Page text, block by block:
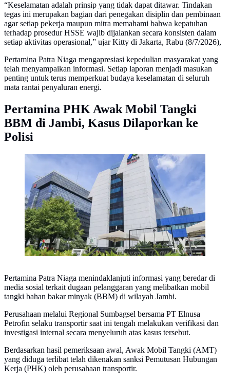
“Keselamatan adalah prinsip yang tidak dapat ditawar. Tindakan
tegas ini merupakan bagian dari penegakan disiplin dan pembinaan
agar setiap pekerja maupun mitra memahami bahwa kepatuhan
terhadap prosedur HSSE wajib dijalankan secara konsisten dalam
setiap aktivitas operasional,” ujar Kitty di Jakarta, Rabu (8/7/2026),
Pertamina Patra Niaga mengapresiasi kepedulian masyarakat yang
telah menyampaikan informasi. Setiap laporan menjadi masukan
penting untuk terus memperkuat budaya keselamatan di seluruh
mata rantai penyaluran energi.
Pertamina PHK Awak Mobil Tangki
BBM di Jambi, Kasus Dilaporkan ke
Polisi
Kantor Pertamina. Dok Pertamina
Pertamina Patra Niaga menindaklanjuti informasi yang beredar di
media sosial terkait dugaan pelanggaran yang melibatkan mobil
tangki bahan bakar minyak (BBM) di wilayah Jambi.
Perusahaan melalui Regional Sumbagsel bersama PT Elnusa
Petrofin selaku transportir saat ini tengah melakukan verifikasi dan
investigasi internal secara menyeluruh atas kasus tersebut.
Berdasarkan hasil pemeriksaan awal, Awak Mobil Tangki (AMT)
yang diduga terlibat telah dikenakan sanksi Pemutusan Hubungan
Kerja (PHK) oleh perusahaan transportir.